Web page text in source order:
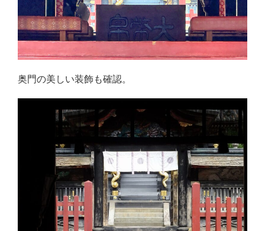
奥門の美しい装飾も確認。